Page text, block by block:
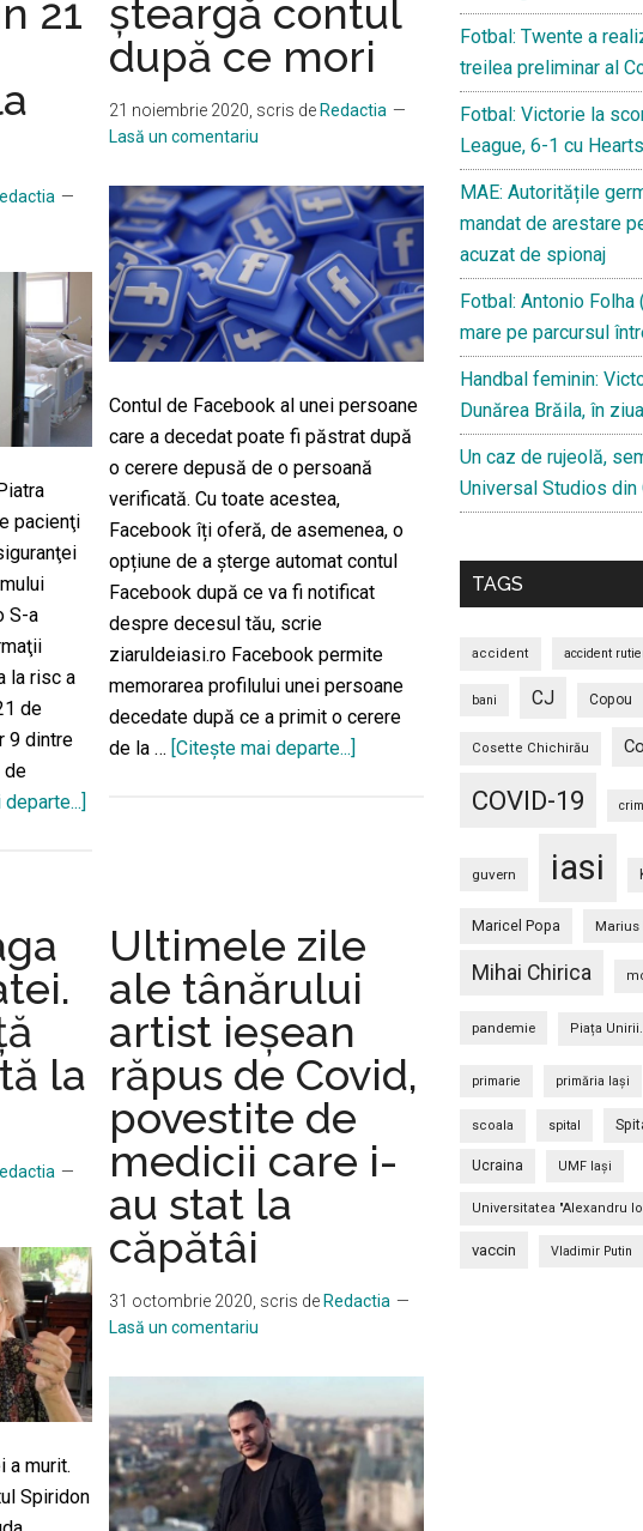
nosocomială
luată
spital?
murit
21
pacienţi
S-a
la risc a
de
9 dintre
de
nouă
spitale
din
județ
aviz
securitate
incendiu
șteargă contul
după ce mori
21 noiembrie 2020 , scris de Redactia
Lasă un comentariu
Contul de Facebook al unei persoane
care a decedat poate fi păstrat după
o cerere depusă de o persoană
verificată. Cu toate acestea,
Facebook îți oferă, de asemenea, o
opțiune de a șterge automat contul
Facebook după ce va fi notificat
despre decesul tău, scrie
ziaruldeiasi.ro Facebook permite
memorarea profilului unei persoane
decedate după ce a primit o cerere
de la … [Citeşte mai departe...]
ți
se
după
ce
mori
la
a murit.
Spiridon
Ultimele zile
ale tânărului
artist ieşean
răpus de Covid,
povestite de
medicii care i-
au stat la
căpătâi
31 octombrie 2020 , scris de Redactia
Lasă un comentariu
Fotbal: Twente a
treilea preliminar al
Fotbal: Victorie la
League, 6-1 cu Hearts
MAE: Autoritățile
mandat de arestare
acuzat de spionaj
Fotbal: Antonio
mare pe parcursul
Handbal feminin:
Dunărea Brăila, în
Un caz de rujeolă,
Universal Studios din
TAGS
accident accident
bani CJ Copou
Cosette Chichirău
COVID-19
guvern iasi
Maricel Popa Marius
Mihai Chirica
pandemie Piața Unirii.
primarie primăria Iași
scoala spital
Ucraina UMF Iași
Universitatea "Alexandru
vaccin Vladimir Putin